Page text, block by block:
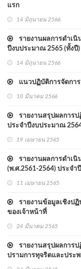
แรก
14 มิถุนายน 2566
รายงานผลการดำเนิ
ปีงบประมาณ 2565 (ทั้งปี)
14 มิถุนายน 2566
แนวปฏิบัติการจัดการ
10 มีนาคม 2566
รายงานสรุปผลการป
ประจำปีงบประมาณ
19 เมษายน 2565
รายงานผลการดำเนิ
(พ.ศ.2561-2564) ประจ
11 เมษายน 2565
รายงานข้อมูลเชิงปฏิ
ของเจ้าหน้าที่
24 มีนาคม 2565
รายงานสรุปผลการ
ปรามการทุจริตและประ
(รอบ 6 เดือน)